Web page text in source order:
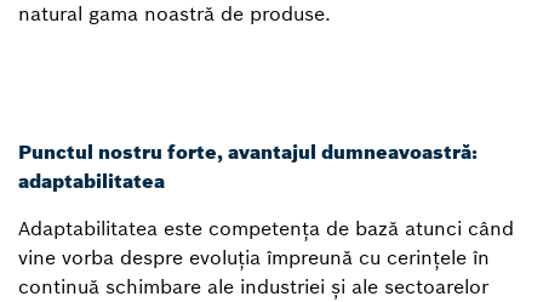
natural gama noastră de produse.
Punctul nostru forte, avantajul dumneavoastră:
adaptabilitatea
Adaptabilitatea este competența de bază atunci când
vine vorba despre evoluția împreună cu cerințele în
continuă schimbare ale industriei și ale sectoarelor